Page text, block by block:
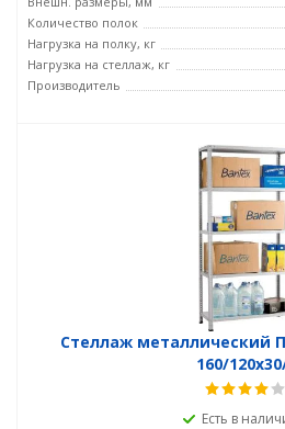
Количество полок
Нагрузка на полку, кг
Нагрузка на стеллаж, кг
Производитель
Стеллаж металлический
160/
Есть в